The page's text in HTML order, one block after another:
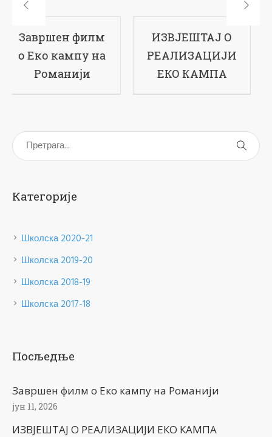
ИЗВЈЕШТАЈ О
РЕАЛИЗАЦИЈИ
ЕКО КАМПА
17-ти рођендан
наше школе
Категорије
Школска 2020-21
Школска 2019-20
Школска 2018-19
Школска 2017-18
Посљедње
Завршен филм о Еко кампу на Романији
јун 11, 2026
ИЗВЈЕШТАЈ О РЕАЛИЗАЦИЈИ ЕКО КАМПА